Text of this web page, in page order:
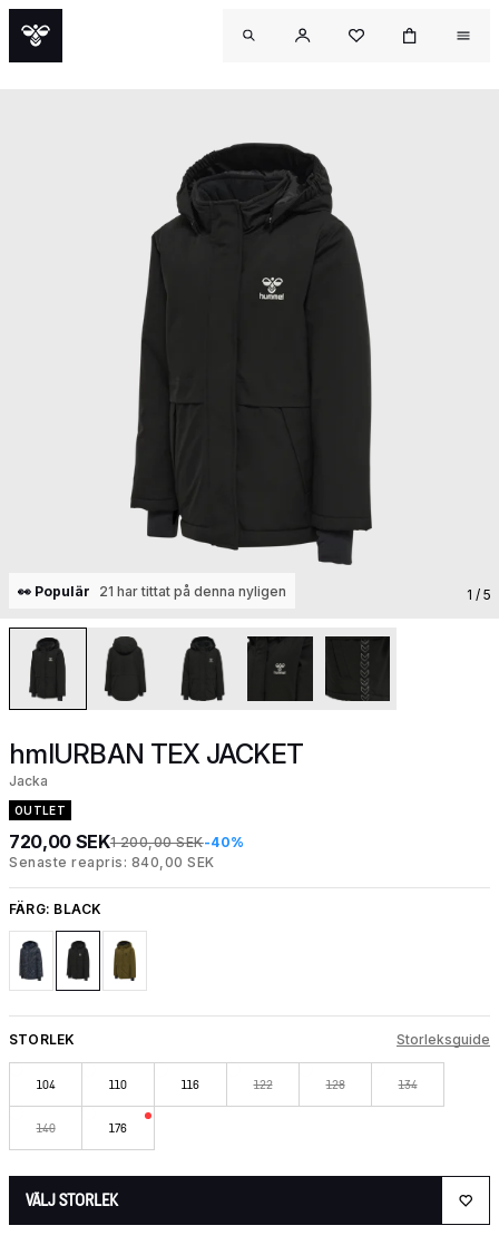
👀 Populär 21 har tittat på denna nyligen 1 / 5
hmlURBAN TEX JACKET
Jacka
OUTLET
720,00 SEK1 200,00 SEK-40%
Senaste reapris: 840,00 SEK
FÄRG: BLACK
STORLEK Storleksguide
104 110 116 122 128 134
140 176
VÄLJ STORLEK